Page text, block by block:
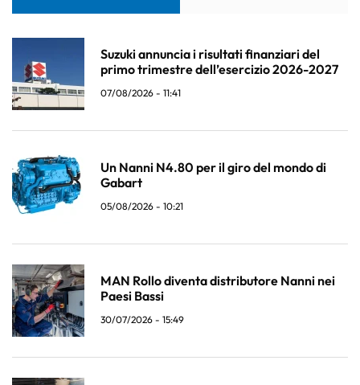
Suzuki annuncia i risultati finanziari del
primo trimestre dell’esercizio 2026-2027
07/08/2026 - 11:41
Un Nanni N4.80 per il giro del mondo di
Gabart
05/08/2026 - 10:21
MAN Rollo diventa distributore Nanni nei
Paesi Bassi
30/07/2026 - 15:49